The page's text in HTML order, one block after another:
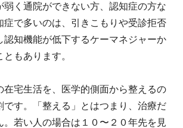
く通院ができない方、認知症の方な
症で多いのは、引きこもりや受診拒否
認知機能が低下するケーマネジャーか
もあります。
宅生活を、医学的側面から整えるの
です。「整える」とはつまり、治療だ
。若い人の場合は１０〜２０年先を見